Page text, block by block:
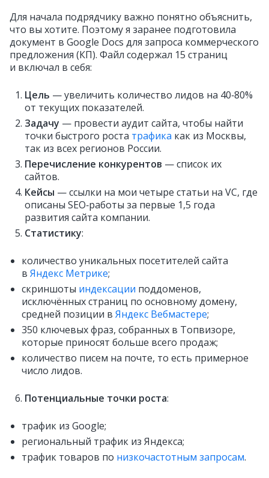
Для начала подрядчику важно понятно объяснить,
что вы хотите. Поэтому я заранее подготовила
документ в Google Docs для запроса коммерческого
предложения (КП). Файл содержал 15 страниц
и включал в себя:
Цель — увеличить количество лидов на 40‑80%
от текущих показателей.
Задачу — провести аудит сайта, чтобы найти
точки быстрого роста трафика как из Москвы,
так из всех регионов России.
Перечисление конкурентов — список их
сайтов.
Кейсы — ссылки на мои четыре статьи на VC, где
описаны SEO‑работы за первые 1,5 года
развития сайта компании.
Статистику:
количество уникальных посетителей сайта
в Яндекс Метрике;
скриншоты индексации поддоменов,
исключённых страниц по основному домену,
средней позиции в Яндекс Вебмастере;
350 ключевых фраз, собранных в Топвизоре,
которые приносят больше всего продаж;
количество писем на почте, то есть примерное
число лидов.
Потенциальные точки роста:
трафик из Google;
региональный трафик из Яндекса;
трафик товаров по низкочастотным запросам.